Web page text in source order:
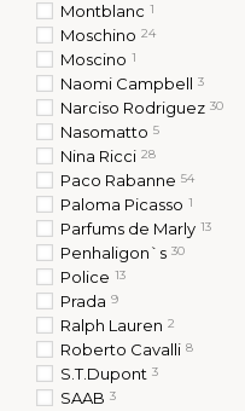
Montblanc 1
Moschino 24
Moscino 1
Naomi Campbell 3
Narciso Rodriguez 30
Nasomatto 5
Nina Ricci 28
Paco Rabanne 54
Paloma Picasso 1
Parfums de Marly 13
Penhaligon`s 30
Police 13
Prada 9
Ralph Lauren 2
Roberto Cavalli 8
S.T.Dupont 3
SAAB 3